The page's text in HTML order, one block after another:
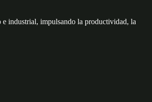
e industrial, impulsando la productividad, la